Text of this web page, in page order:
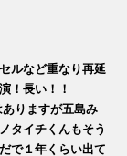
ルなど重なり再延
！長い！！
りますが五島み
タイチくんもそう
で１年くらい出て